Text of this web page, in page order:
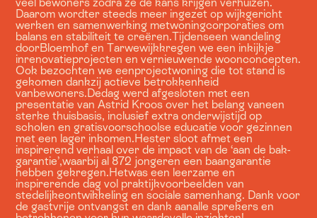
Daarom wordter steeds meer ingezet op wijkgericht
werken en samenwerking metwoningcorporaties om
balans en stabiliteit te creëren.Tijdenseen wandeling
doorBloemhof en Tarwewijkkregen we een inkijkje
inrenovatieprojecten en vernieuwende woonconcepten.
Ook bezochten we eenprojectwoning die tot stand is
gekomen dankzij actieve betrokkenheid
vanbewoners.Dedag werd afgesloten met een
presentatie van Astrid Kroos over het belang vaneen
sterke thuisbasis, inclusief extra onderwijstijd op
scholen en gratisvoorschoolse educatie voor gezinnen
met een lager inkomen.Hester sloot afmet een
inspirerend verhaal over de impact van de ‘aan de bak-
garantie’,waarbij al 872 jongeren een baangarantie
hebben gekregen.Hetwas een leerzame en
inspirerende dag vol praktijkvoorbeelden van
stedelijkeontwikkeling en sociale samenhang. Dank voor
de gastvrije ontvangst en dank aanalle sprekers en